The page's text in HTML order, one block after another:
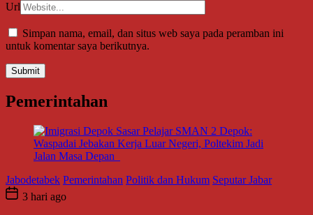
Url
Simpan nama, email, dan situs web saya pada peramban ini
untuk komentar saya berikutnya.
Pemerintahan
Jabodetabek Pemerintahan Politik dan Hukum Seputar Jabar
3 hari ago